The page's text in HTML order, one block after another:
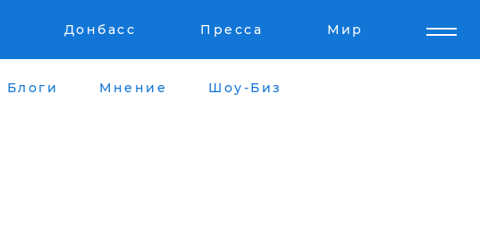
Донбасс Пресса Мир
Блоги Мнение Шоу-Биз